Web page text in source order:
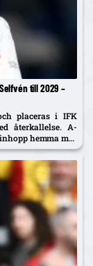
till 2029 –
placeras i IFK
återkallelse. A-
hemma mot